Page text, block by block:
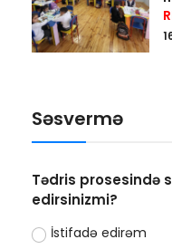
Səsvermə
Tədris prosesində
edirsinizmi?
İstifadə edirəm